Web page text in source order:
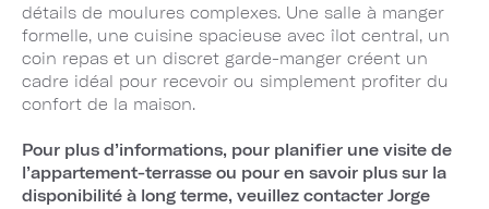
détails de moulures complexes. Une salle à manger
formelle, une cuisine spacieuse avec îlot central, un
coin repas et un discret garde-manger créent un
cadre idéal pour recevoir ou simplement profiter du
confort de la maison.
Pour plus d’informations, pour planifier une visite de
l’appartement-terrasse ou pour en savoir plus sur la
disponibilité à long terme, veuillez contacter Jorge